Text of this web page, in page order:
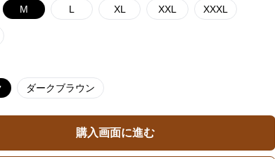
M L XL XXL XXXL
ダークブラウン
購入画面に進む